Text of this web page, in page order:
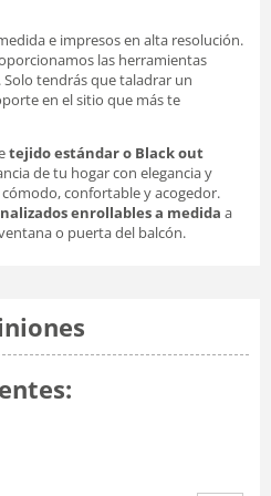
e impresos en alta resolución.
las herramientas
Solo tendrás que taladrar un
en el sitio que más te
tejido estándar o Black out
de tu hogar con elegancia y
confortable y acogedor.
enrollables a medida a
o puerta del balcón.